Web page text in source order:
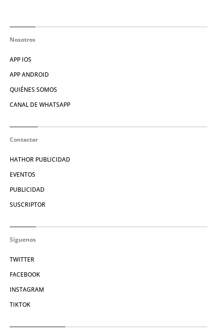
Nosotros
APP IOS
APP ANDROID
QUIÉNES SOMOS
CANAL DE WHATSAPP
Contactar
HATHOR PUBLICIDAD
EVENTOS
PUBLICIDAD
SUSCRIPTOR
Síguenos
TWITTER
FACEBOOK
INSTAGRAM
TIKTOK